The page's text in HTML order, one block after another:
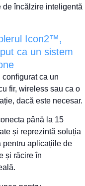
de încălzire inteligentă
Icon2™,
ca un sistem
configurat ca un
fir, wireless sau ca o
dacă este necesar.
până la 15
și reprezintă soluția
pentru aplicațiile de
și răcire în